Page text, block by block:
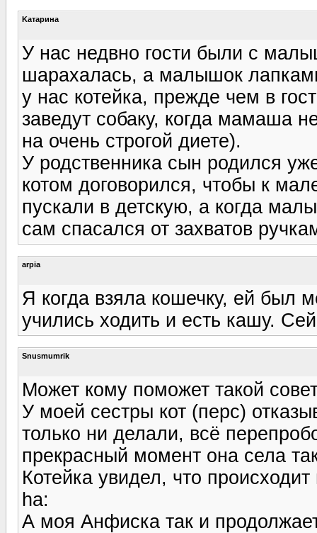
Kатарина
У нас недвно гости были с
шарахалась, а малышок
у нас котейка, прежде чем в
заведут собаку, когда мамаша
на очень строгой диете).
У родственника сын родился
котом договорился, чтобы к
пускали в детскую, а когда
сам спасался от захватов
arpia
Я когда взяла кошечку, ей был
учились ходить и есть кашу.
Snusmumrik
Может кому поможет такой
У моей сестры кот (перс)
только ни делали, всё
прекрасный момент она села
Котейка увидел, что
ha:
А моя Анфиска так и